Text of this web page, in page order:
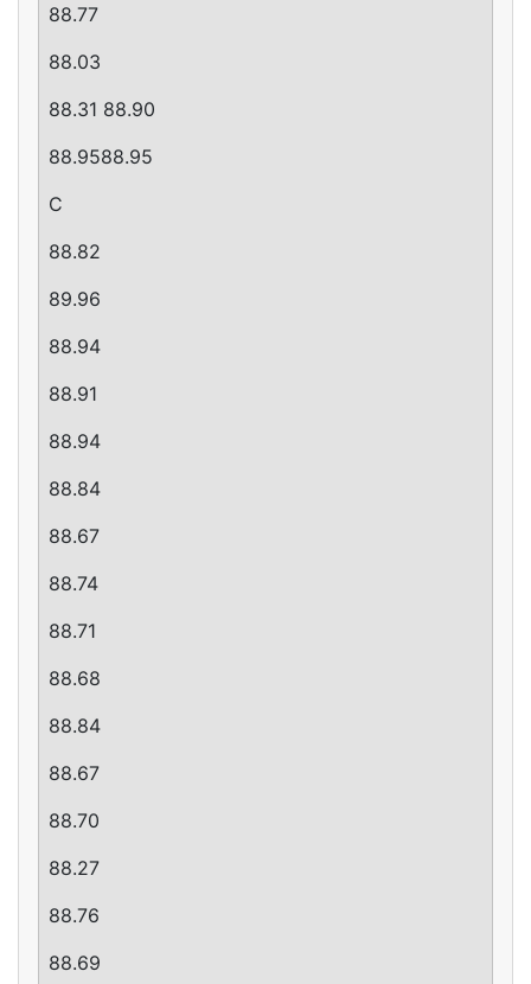
88.77
88.03
88.31 88.90
88.9588.95
C
88.82
89.96
88.94
88.91
88.94
88.84
88.67
88.74
88.71
88.68
88.84
88.67
88.70
88.27
88.76
88.69